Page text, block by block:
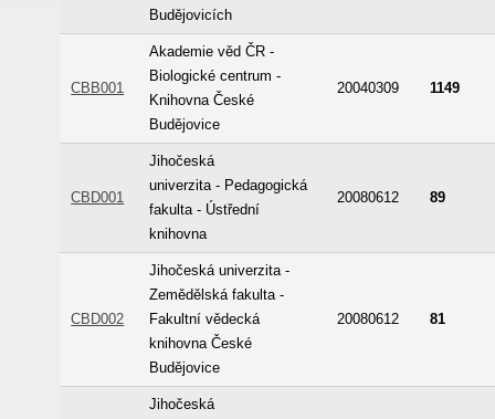
Budějovicích
CBB001
Akademie věd ČR -
Biologické centrum -
Knihovna České
Budějovice
20040309 1149
CBD001
Jihočeská
univerzita - Pedagogická
fakulta - Ústřední
knihovna
20080612 89
CBD002
Jihočeská univerzita -
Zemědělská fakulta -
Fakultní vědecká
knihovna České
Budějovice
20080612 81
Jihočeská